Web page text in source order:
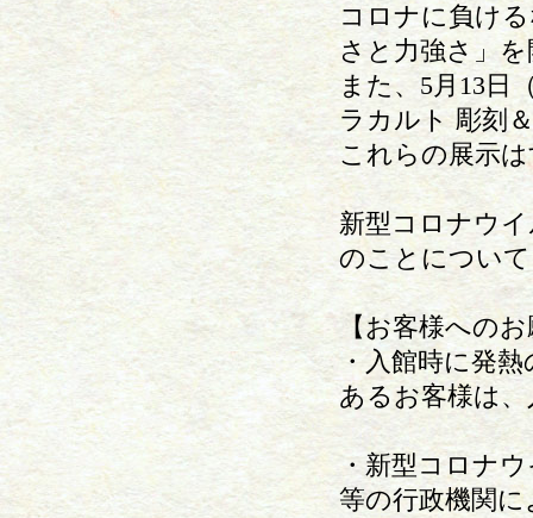
コロナに負け
さと力強さ」
また、5月13日
ラカルト 彫刻
これらの展示
新型コロナウ
のことについ
【お客様への
・入館時に発
あるお客様は
・新型コロナ
等の行政機関